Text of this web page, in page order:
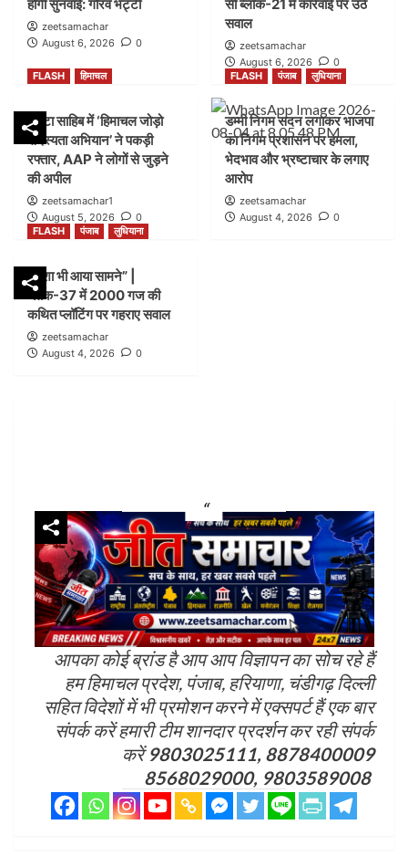
FLASH पंजाब
45 पार्षदों का प्रस्ताव हाईकोर्ट के रिकॉर्ड पर लिया गया, 7
अगस्त को होगी सुनवाई: गौरव भट्टी
2
शिकायत के बाद भी लग गया शटर” |नगर निगम बिल्डिंग ब्रांच
जोन-सी ब्लॉक-21 में कार्रवाई पर उठे सवाल
FLASH
पांवटा साहिब में ‘हिमाचल जोड़ो सदस्यता अभियान’ ने पकड़ी
रफ्तार, AAP ने लोगों से जुड़ने की अपील
4
FLASH
डम्मी निगम सदन लगाकर भाजपा का निगम प्रशासन पर हमला,
भेदभाव और भ्रष्टाचार के लगाए आरोप
होगी सुनवाई: गौरव भट्टी
zeetsamachar
August 6, 2026
0
सी ब्लॉक-21 में कार्रवाई पर उठे
सवाल
zeetsamachar
August 6, 2026
0
FLASH
हिमाचल
पांवटा साहिब में ‘हिमाचल जोड़ो
सदस्यता अभियान’ ने पकड़ी
रफ्तार, AAP ने लोगों से जुड़ने
की अपील
zeetsamachar1
August 5, 2026
0
FLASH पंजाब लुधियाना
डम्मी निगम सदन लगाकर भाजपा
का निगम प्रशासन पर हमला,
भेदभाव और भ्रष्टाचार के लगाए
आरोप
zeetsamachar
August 4, 2026
0
FLASH
पंजाब लुधियाना
नक्शा भी आया सामने” |
ब्लॉक-37 में 2000 गज की
कथित प्लॉटिंग पर गहराए सवाल
zeetsamachar
August 4, 2026
0
आपका कोई ब्रांड है आप आप विज्ञापन का सोच रहे हैं
हम हिमाचल प्रदेश, पंजाब, हरियाणा, चंडीगढ़ दिल्ली
सहित विदेशों में भी प्रमोशन करने में एक्सपर्ट हैं एक बार
संपर्क करें हमारी टीम शानदार प्रदर्शन कर रही संपर्क
करें9803025111, 8878400009
8568029000, 9803589008